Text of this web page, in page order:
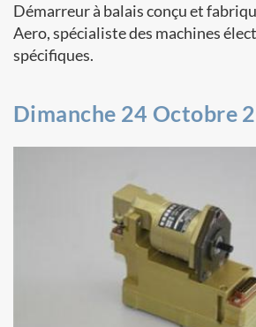
Démarreur à balais conçu et
Aero, spécialiste des machines
spécifiques.
Dimanche 24 Octobre